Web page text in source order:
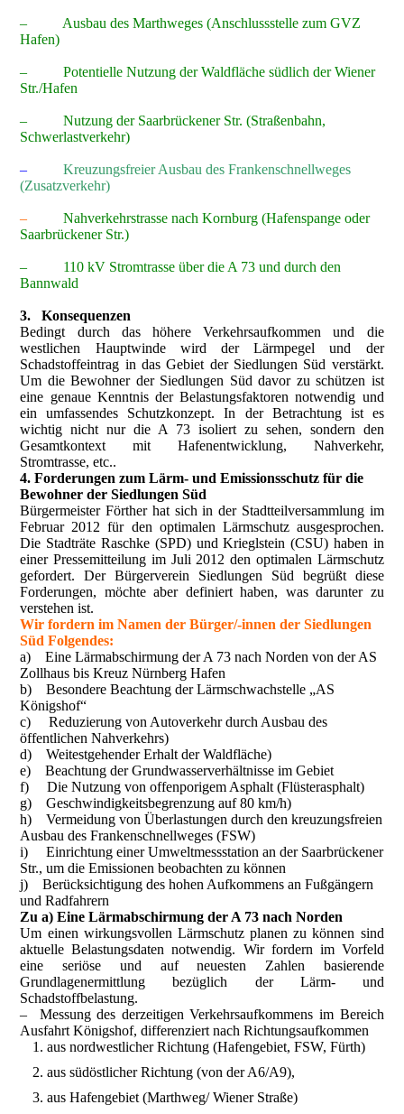
– Ausbau des Marthweges (Anschlussstelle zum GVZ
Hafen)
– Potentielle Nutzung der Waldfläche südlich der Wiener
Str./Hafen
– Nutzung der Saarbrückener Str. (Straßenbahn,
Schwerlastverkehr)
–
Kreuzungsfreier Ausbau des Frankenschnellweges
(Zusatzverkehr)
–
Nahverkehrstrasse nach Kornburg (Hafenspange oder
Saarbrückener Str.)
– 110 kV Stromtrasse über die A 73 und durch den
Bannwald
3. Konsequenzen
Bedingt durch das höhere Verkehrsaufkommen und die
westlichen Hauptwinde wird der Lärmpegel und der
Schadstoffeintrag in das Gebiet der Siedlungen Süd verstärkt.
Um die Bewohner der Siedlungen Süd davor zu schützen ist
eine genaue Kenntnis der Belastungsfaktoren notwendig und
ein umfassendes Schutzkonzept. In der Betrachtung ist es
wichtig nicht nur die A 73 isoliert zu sehen, sondern den
Gesamtkontext mit Hafenentwicklung, Nahverkehr,
Stromtrasse, etc..
4. Forderungen zum Lärm- und Emissionsschutz für die
Bewohner der Siedlungen Süd
Bürgermeister Förther hat sich in der Stadtteilversammlung im
Februar 2012 für den optimalen Lärmschutz ausgesprochen.
Die Stadträte Raschke (SPD) und Krieglstein (CSU) haben in
einer Pressemitteilung im Juli 2012 den optimalen Lärmschutz
gefordert. Der Bürgerverein Siedlungen Süd begrüßt diese
Forderungen, möchte aber definiert haben, was darunter zu
verstehen ist.
Wir fordern im Namen der Bürger/-innen der Siedlungen
Süd Folgendes:
a) Eine Lärmabschirmung der A 73 nach Norden von der AS
Zollhaus bis Kreuz Nürnberg Hafen
b) Besondere Beachtung der Lärmschwachstelle „AS
Königshof“
c) Reduzierung von Autoverkehr durch Ausbau des
öffentlichen Nahverkehrs)
d) Weitestgehender Erhalt der Waldfläche)
e) Beachtung der Grundwasserverhältnisse im Gebiet
f) Die Nutzung von offenporigem Asphalt (Flüsterasphalt)
g) Geschwindigkeitsbegrenzung auf 80 km/h)
h) Vermeidung von Überlastungen durch den kreuzungsfreien
Ausbau des Frankenschnellweges (FSW)
i) Einrichtung einer Umweltmessstation an der Saarbrückener
Str., um die Emissionen beobachten zu können
j) Berücksichtigung des hohen Aufkommens an Fußgängern
und Radfahrern
Zu a) Eine Lärmabschirmung der A 73 nach Norden
Um einen wirkungsvollen Lärmschutz planen zu können sind
aktuelle Belastungsdaten notwendig. Wir fordern im Vorfeld
eine seriöse und auf neuesten Zahlen basierende
Grundlagenermittlung bezüglich der Lärm- und
Schadstoffbelastung.
– Messung des derzeitigen Verkehrsaufkommens im Bereich
Ausfahrt Königshof, differenziert nach Richtungsaufkommen
aus nordwestlicher Richtung (Hafengebiet, FSW, Fürth)
aus südöstlicher Richtung (von der A6/A9),
aus Hafengebiet (Marthweg/ Wiener Straße)